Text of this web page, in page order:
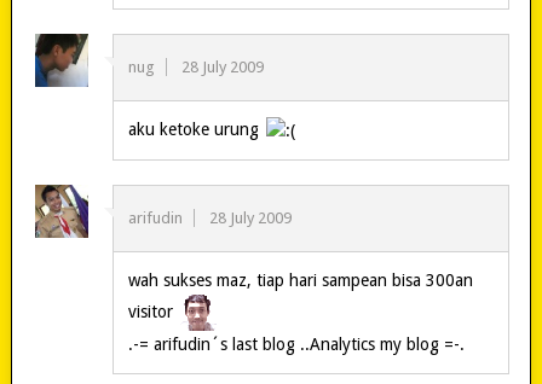
nug 28 July 2009
aku ketoke urung
arifudin 28 July 2009
wah sukses maz, tiap hari sampean bisa 300an
visitor
.-= arifudin´s last blog ..Analytics my blog =-.